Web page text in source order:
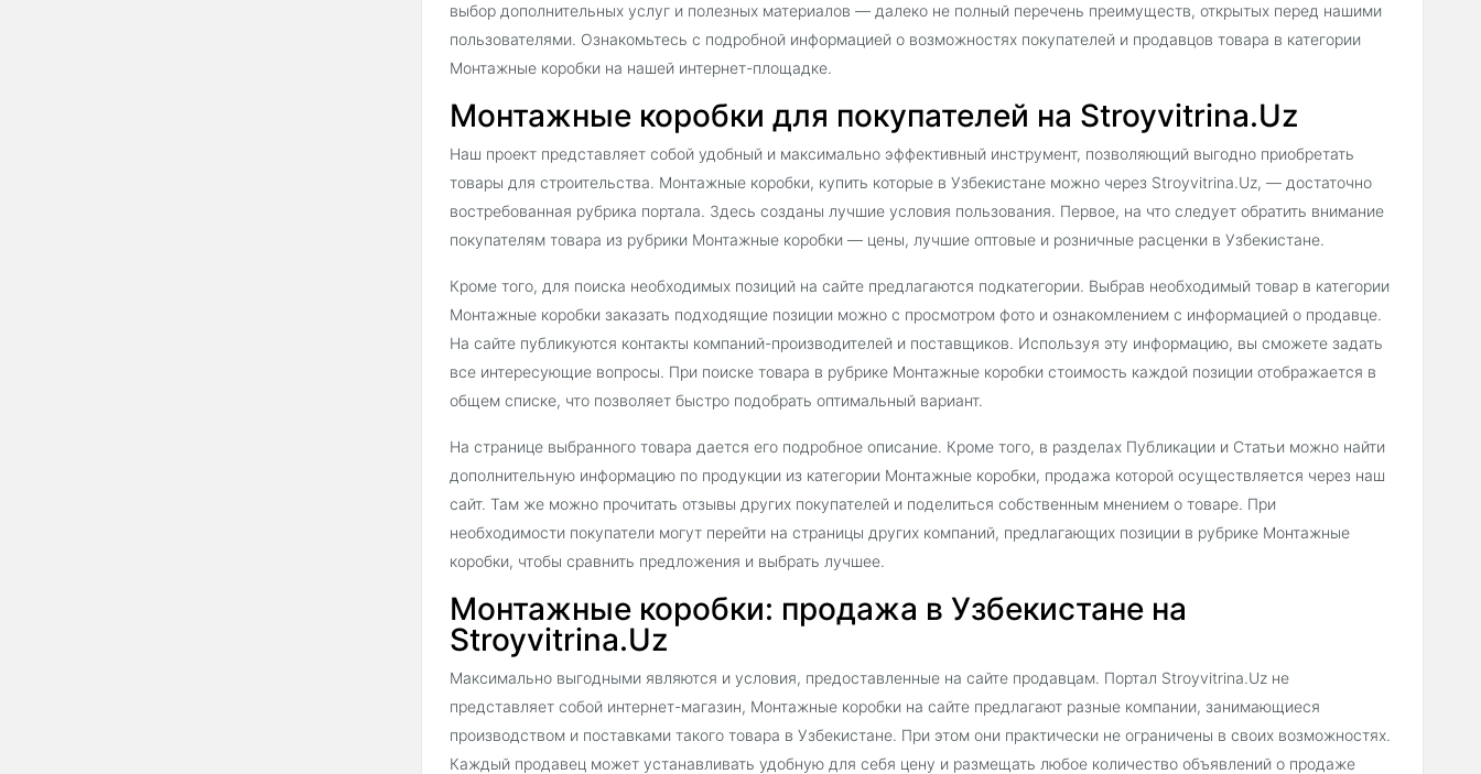
выбор дополнительных услуг и полезных материалов — далеко не полный перечень преимуществ, открытых перед нашими
пользователями. Ознакомьтесь с подробной информацией о возможностях покупателей и продавцов товара в категории
Монтажные коробки на нашей интернет-площадке.
Монтажные коробки для покупателей на Stroyvitrina.Uz
Наш проект представляет собой удобный и максимально эффективный инструмент, позволяющий выгодно приобретать
товары для строительства. Монтажные коробки, купить которые в Узбекистане можно через Stroyvitrina.Uz, — достаточно
востребованная рубрика портала. Здесь созданы лучшие условия пользования. Первое, на что следует обратить внимание
покупателям товара из рубрики Монтажные коробки — цены, лучшие оптовые и розничные расценки в Узбекистане.
Кроме того, для поиска необходимых позиций на сайте предлагаются подкатегории. Выбрав необходимый товар в категории
Монтажные коробки заказать подходящие позиции можно с просмотром фото и ознакомлением с информацией о продавце.
На сайте публикуются контакты компаний-производителей и поставщиков. Используя эту информацию, вы сможете задать
все интересующие вопросы. При поиске товара в рубрике Монтажные коробки стоимость каждой позиции отображается в
общем списке, что позволяет быстро подобрать оптимальный вариант.
На странице выбранного товара дается его подробное описание. Кроме того, в разделах Публикации и Статьи можно найти
дополнительную информацию по продукции из категории Монтажные коробки, продажа которой осуществляется через наш
сайт. Там же можно прочитать отзывы других покупателей и поделиться собственным мнением о товаре. При
необходимости покупатели могут перейти на страницы других компаний, предлагающих позиции в рубрике Монтажные
коробки, чтобы сравнить предложения и выбрать лучшее.
Монтажные коробки: продажа в Узбекистане на
Stroyvitrina.Uz
Максимально выгодными являются и условия, предоставленные на сайте продавцам. Портал Stroyvitrina.Uz не
представляет собой интернет-магазин, Монтажные коробки на сайте предлагают разные компании, занимающиеся
производством и поставками такого товара в Узбекистане. При этом они практически не ограничены в своих возможностях.
Каждый продавец может устанавливать удобную для себя цену и размещать любое количество объявлений о продаже